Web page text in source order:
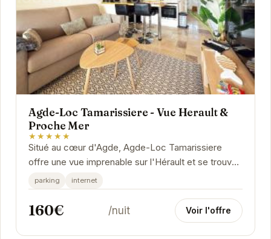
Agde-Loc Tamarissiere - Vue Herault &
Proche Mer
★★★★★
Situé au cœur d'Agde, Agde-Loc Tamarissiere
offre une vue imprenable sur l'Hérault et se trouve
à proximité de la mer. Cet hébergement est...
parking internet
160€ /nuit Voir l'offre